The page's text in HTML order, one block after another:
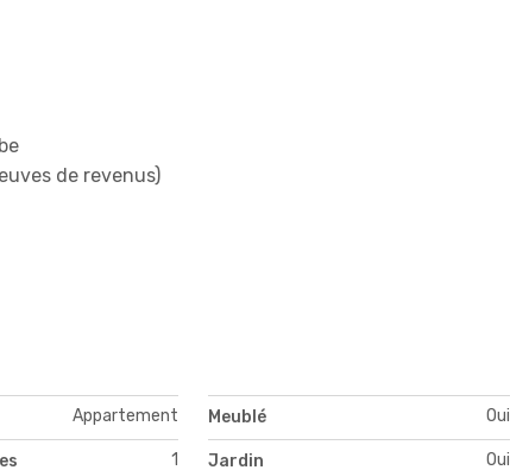
de revenus)
Appartement Meublé Oui
1 Jardin Oui